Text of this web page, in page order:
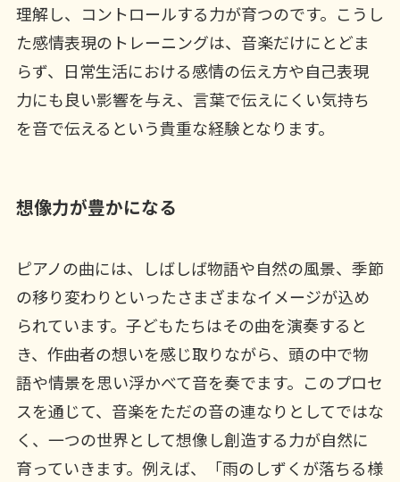
理解し、コントロールする力が育つのです。こうし
た感情表現のトレーニングは、音楽だけにとどま
らず、日常生活における感情の伝え方や自己表現
力にも良い影響を与え、言葉で伝えにくい気持ち
を音で伝えるという貴重な経験となります。
想像力が豊かになる
ピアノの曲には、しばしば物語や自然の風景、季節
の移り変わりといったさまざまなイメージが込め
られています。子どもたちはその曲を演奏すると
き、作曲者の想いを感じ取りながら、頭の中で物
語や情景を思い浮かべて音を奏でます。このプロセ
スを通じて、音楽をただの音の連なりとしてではな
く、一つの世界として想像し創造する力が自然に
育っていきます。例えば、「雨のしずくが落ちる様